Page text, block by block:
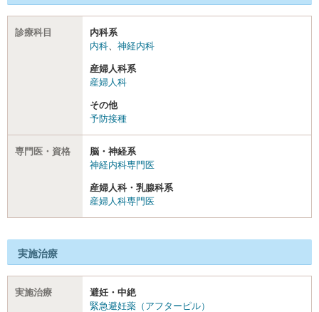
診療科目
内科系
内科
神経内科
産婦人科系
産婦人科
その他
予防接種
専門医・資格
脳・神経系
神経内科専門医
産婦人科・乳腺科系
産婦人科専門医
実施治療
実施治療
避妊・中絶
緊急避妊薬（アフターピル）